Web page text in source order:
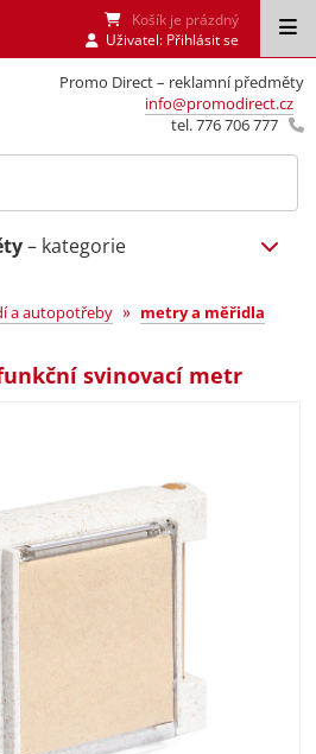
Promo Direct – reklamní předměty
info@promodirect.cz
tel. 776 706 777
Košík je prázdný
Uživatel: Přihlásit se
– kategorie
a autopotřeby » metry a měřidla
svinovací metr